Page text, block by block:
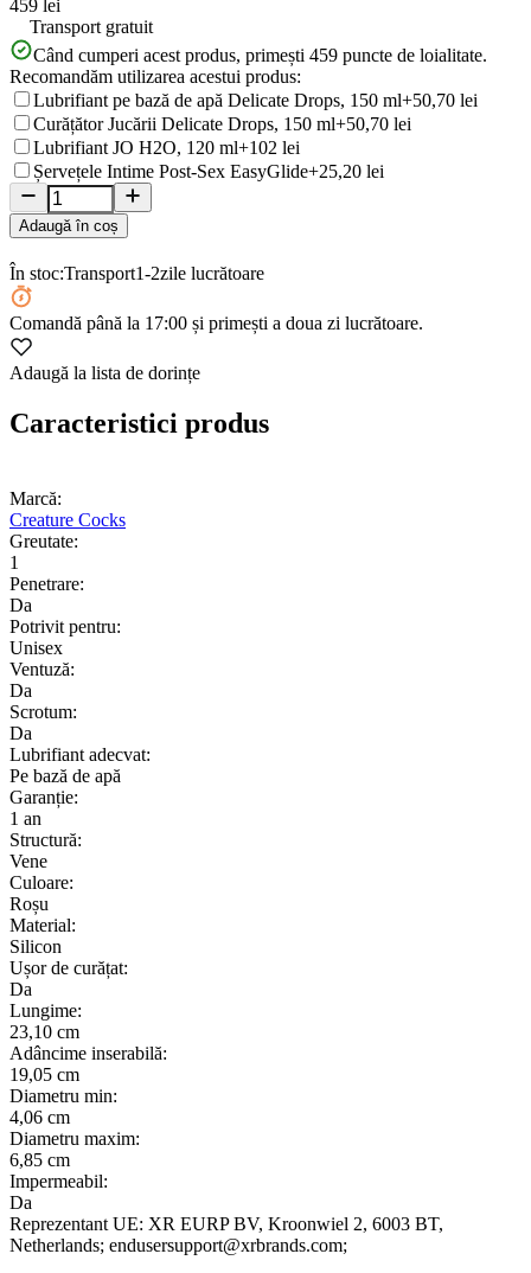
459 lei
Transport gratuit
Când cumperi acest produs, primești 459 puncte de loialitate.
Recomandăm utilizarea acestui produs:
Lubrifiant pe bază de apă Delicate Drops, 150 ml+50,70 lei
Curățător Jucării Delicate Drops, 150 ml+50,70 lei
Lubrifiant JO H2O, 120 ml+102 lei
Șervețele Intime Post-Sex EasyGlide+25,20 lei
Adaugă în coș
În stoc:Transport1-2zile lucrătoare
Comandă până la 17:00 și primești a doua zi lucrătoare.
Adaugă la lista de dorințe
Caracteristici produs
Marcă:
Creature Cocks
Greutate:
1
Penetrare:
Da
Potrivit pentru:
Unisex
Ventuză:
Da
Scrotum:
Da
Lubrifiant adecvat:
Pe bază de apă
Garanție:
1 an
Structură:
Vene
Culoare:
Roșu
Material:
Silicon
Ușor de curățat:
Da
Lungime:
23,10 cm
Adâncime inserabilă:
19,05 cm
Diametru min:
4,06 cm
Diametru maxim:
6,85 cm
Impermeabil:
Da
Reprezentant UE: XR EURP BV, Kroonwiel 2, 6003 BT,
Netherlands; endusersupport@xrbrands.com;